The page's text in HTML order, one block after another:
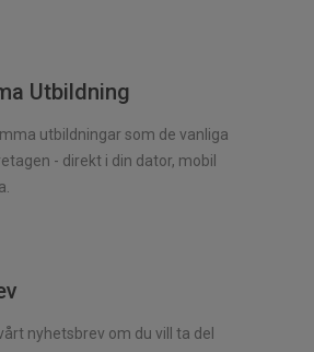
Utbildning
utbildningar som de vanliga
- direkt i din dator, mobil
nyhetsbrev om du vill ta del